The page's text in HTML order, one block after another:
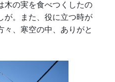
木の実を食べつくしたの
が。また、役に立つ時が
々、寒空の中、ありがと